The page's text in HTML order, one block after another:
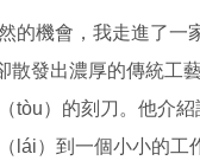
的機會，我走進了一
發出濃厚的傳統工藝
tòu）的刻刀。他介
lái）到一個小小的工